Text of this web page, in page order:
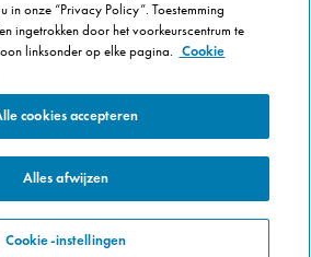
Pizza Belgium SPRL 2015
in onze “Privacy Policy”. Toestemming
ingetrokken door het voorkeurscentrum te
linksonder op elke pagina. Cookie
cookies accepteren
Alles afwijzen
Cookie-instellingen